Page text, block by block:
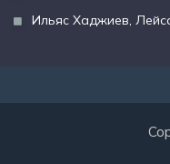
Ильяс Хаджиев,